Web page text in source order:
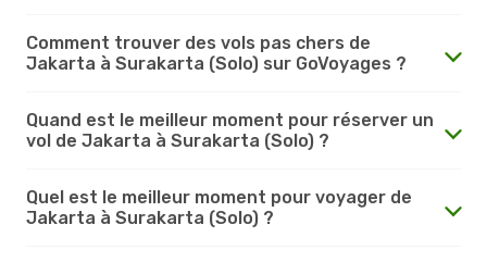
Comment trouver des vols pas chers de
Jakarta à Surakarta (Solo) sur GoVoyages ?
Quand est le meilleur moment pour réserver un
vol de Jakarta à Surakarta (Solo) ?
Quel est le meilleur moment pour voyager de
Jakarta à Surakarta (Solo) ?